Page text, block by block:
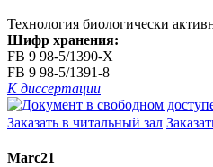
Технология биологически
Шифр хранения:
FB 9 98-5/1390-X
FB 9 98-5/1391-8
К диссертации
Заказать в читальный зал
Marc21